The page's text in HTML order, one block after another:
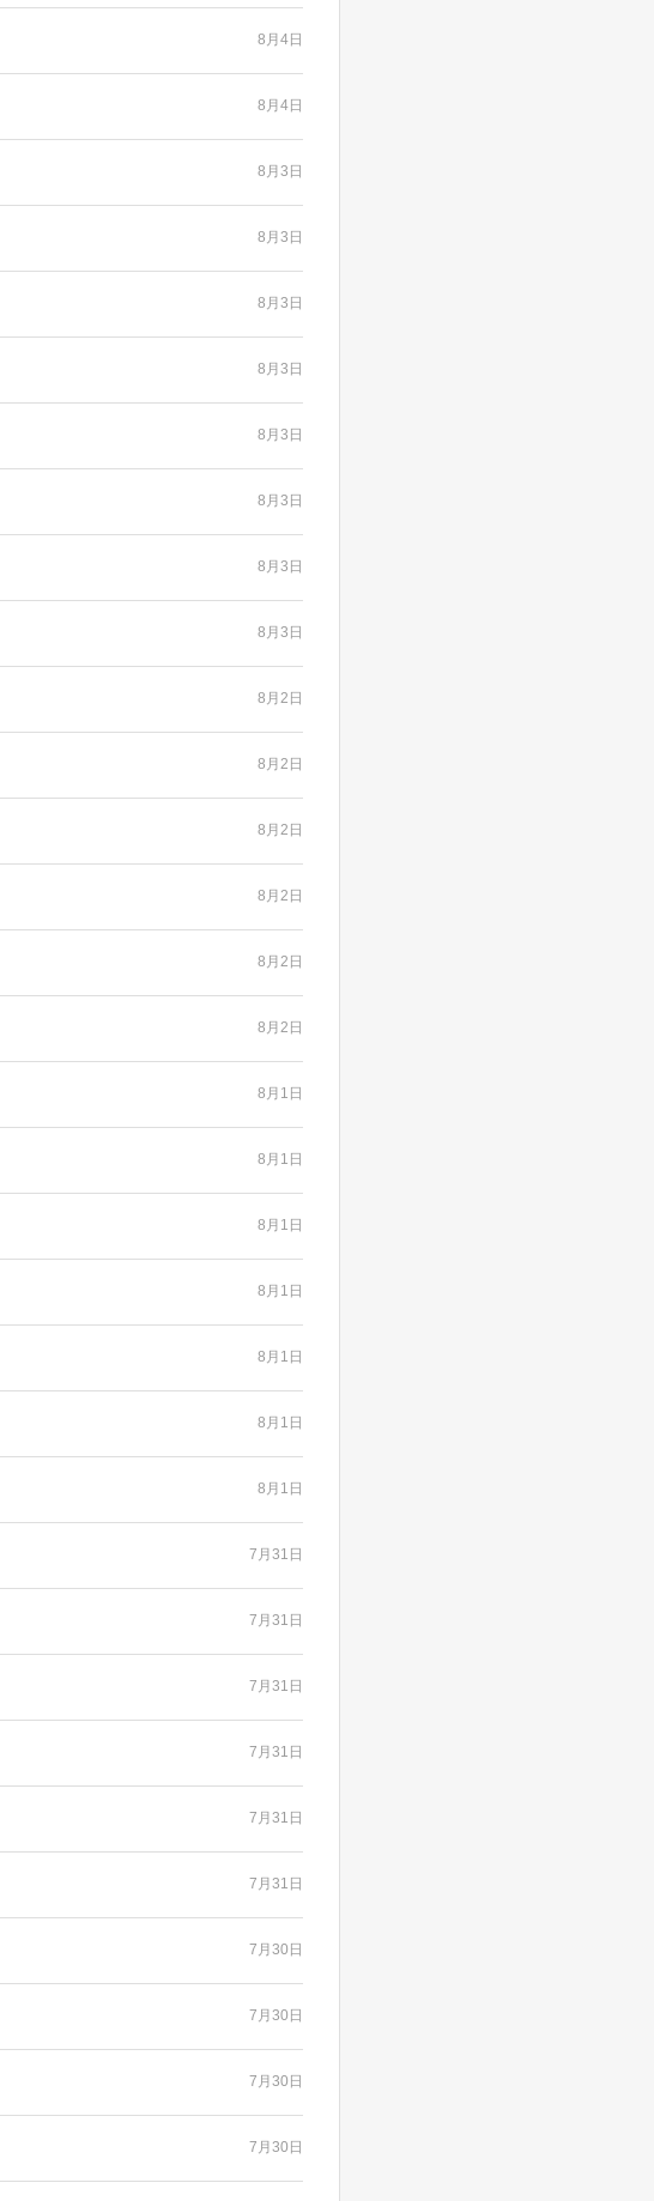
8月4日
8月4日
8月3日
8月3日
8月3日
8月3日
8月3日
8月3日
8月3日
8月3日
8月2日
8月2日
8月2日
8月2日
8月2日
8月2日
8月1日
8月1日
8月1日
8月1日
8月1日
8月1日
8月1日
7月31日
7月31日
7月31日
7月31日
7月31日
7月31日
7月30日
7月30日
7月30日
7月30日